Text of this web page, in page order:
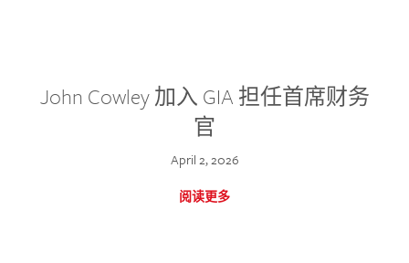
John Cowley 加入 GIA 担任首席财务
官
April 2, 2026
阅读更多